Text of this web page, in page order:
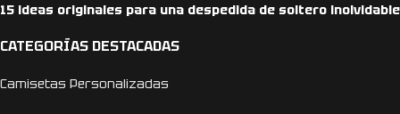
15 ideas originales para una despedida de soltero inolvidable
CATEGORÍAS DESTACADAS
Camisetas Personalizadas